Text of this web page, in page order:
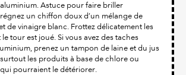
Astuce pour faire briller
un chiffon doux d’un mélange de
de vinaigre blanc. Frottez délicatement les
tour est joué. Si vous avez des taches
prenez un tampon de laine et du jus
les produits à base de chlore ou
pourraient le détériorer.